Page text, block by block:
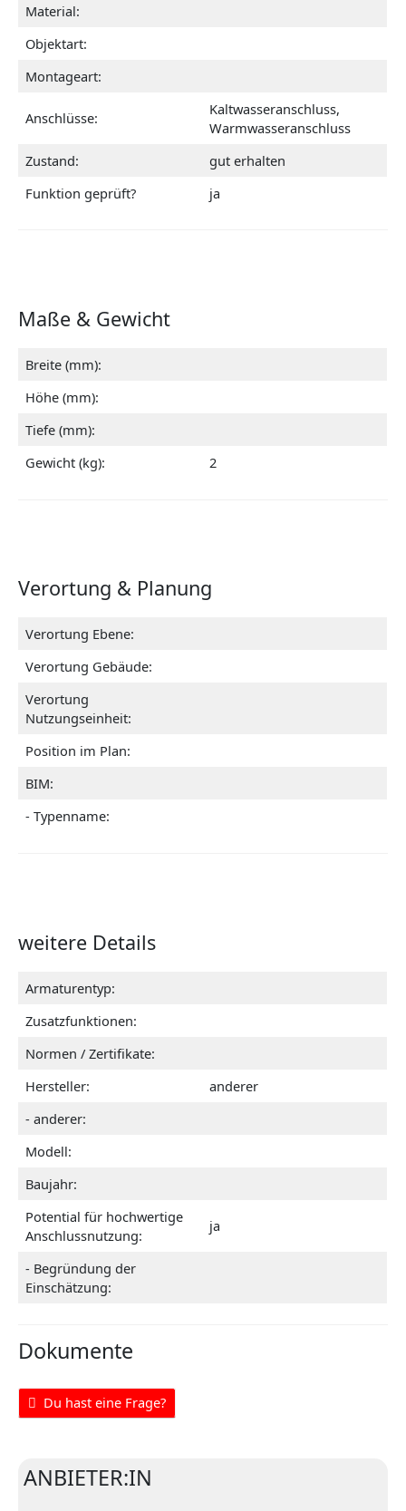
Material:
Objektart:
Montageart:
Anschlüsse:
Kaltwasseranschluss,
Warmwasseranschluss
Zustand:
gut erhalten
Funktion geprüft?
ja
Maße & Gewicht
Breite (mm):
Höhe (mm):
Tiefe (mm):
Gewicht (kg):
2
Verortung & Planung
Verortung Ebene:
Verortung Gebäude:
Verortung
Nutzungseinheit:
Position im Plan:
BIM:
- Typenname:
weitere Details
Armaturentyp:
Zusatzfunktionen:
Normen / Zertifikate:
Hersteller:
anderer
- anderer:
Modell:
Baujahr:
Potential für hochwertige
Anschlussnutzung:
ja
- Begründung der
Einschätzung:
Dokumente
Du hast eine Frage?
ANBIETER:IN